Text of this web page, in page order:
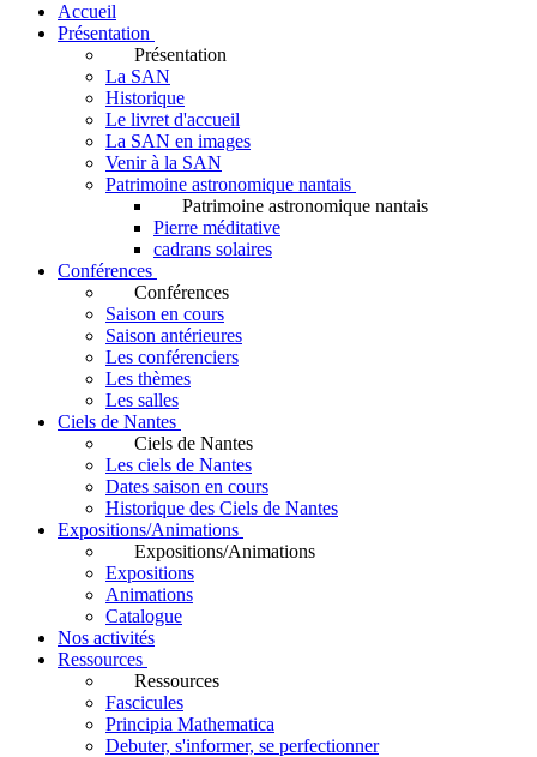
Accueil
Présentation
Présentation
La SAN
Historique
Le livret d'accueil
La SAN en images
Venir à la SAN
Patrimoine astronomique nantais
Patrimoine astronomique nantais
Pierre méditative
cadrans solaires
Conférences
Conférences
Saison en cours
Saison antérieures
Les conférenciers
Les thèmes
Les salles
Ciels de Nantes
Ciels de Nantes
Les ciels de Nantes
Dates saison en cours
Historique des Ciels de Nantes
Expositions/Animations
Expositions/Animations
Expositions
Animations
Catalogue
Nos activités
Ressources
Ressources
Fascicules
Principia Mathematica
Debuter, s'informer, se perfectionner